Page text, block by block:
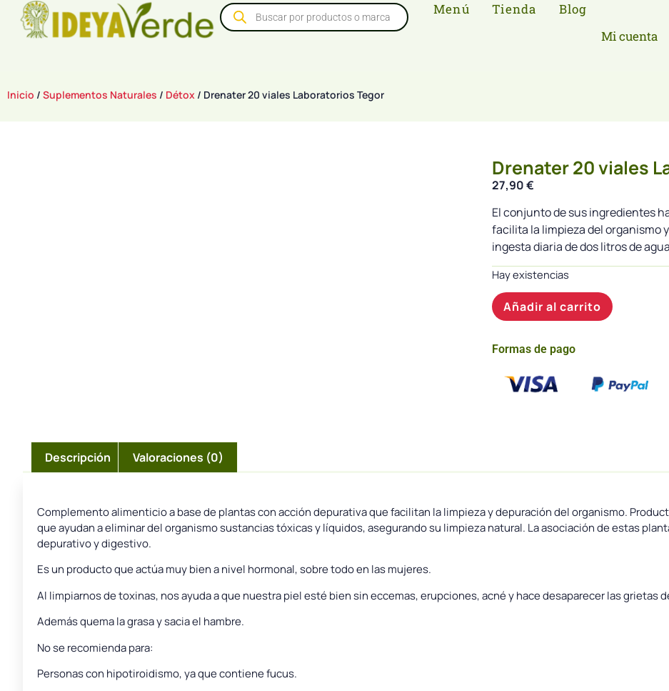
Menú Tienda
Blog
Mi cuenta
Inicio / Suplementos Naturales / Détox / Drenater 20 viales Laboratorios Tegor
Drenater 20 viales
27,90€
El conjunto de sus ingredientes
facilita la limpieza del organismo
ingesta diaria de dos litros de
Hay existencias
Añadir al carrito
Formas de pago
Descripción Valoraciones (0)
Complemento alimenticio a base de plantas con acción depurativa que facilitan la limpieza y depuración del organismo.
que ayudan a eliminar del organismo sustancias tóxicas y líquidos, asegurando su limpieza natural. La asociación de estas
depurativo y digestivo.
Es un producto que actúa muy bien a nivel hormonal, sobre todo en las mujeres.
Al limpiarnos de toxinas, nos ayuda a que nuestra piel esté bien sin eccemas, erupciones, acné y hace desaparecer las grietas
Además quema la grasa y sacia el hambre.
No se recomienda para:
Personas con hipotiroidismo, ya que contiene fucus.